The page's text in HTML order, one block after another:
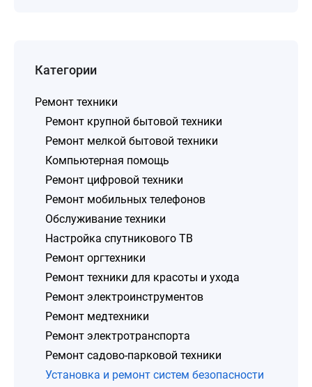
Категории
Ремонт техники
Ремонт крупной бытовой техники
Ремонт мелкой бытовой техники
Компьютерная помощь
Ремонт цифровой техники
Ремонт мобильных телефонов
Обслуживание техники
Настройка спутникового ТВ
Ремонт оргтехники
Ремонт техники для красоты и ухода
Ремонт электроинструментов
Ремонт медтехники
Ремонт электротранспорта
Ремонт садово-парковой техники
Установка и ремонт систем безопасности